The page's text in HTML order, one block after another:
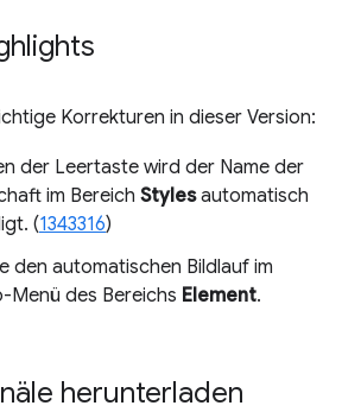
Korrekturen in dieser Version:
der Leertaste wird der Name der
im Bereich Stylesautomatisch
(1343316)
den automatischen Bildlauf im
Menü des Bereichs Element.
herunterladen